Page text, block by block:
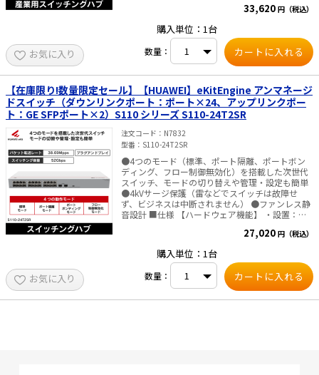
に切り替えることで継続動作させることが可能で
付けられた状態になっています。 ●DINレール取
付時に省スペースに設置できるよう高さを抑えた
超コンパクト設計になっています。（縦向き設置
時高さ：約100mm） ●高耐久性を実現する様々
なEMS認証、EMI認証を取得しています。 ●ファ
ンレス仕様なので動作音が静かです。 ●全ポート
AUTO-MDIX、AUTO-Negosiation対応です。 ■仕
様 ・ポート数：8ポート ・最大伝送速度：
1000Mbps（1000BASE-T） ・準拠規格：
IEEE802.3（10BASE-T）、
IEEE802.3u（100BASE-TX ）、
IEEE802.3ab（1000BASE-T）、
IEEE802.1p（QoS）IEEE 802.3az Energy Efficient
Ethernet ・アクセス方式：CSMA／CD ・スイッチ
ング方式：Store&Forward ・通信モード：フルデ
ュプレックス／ハーフデュプレックス ・ポート構
成：1000BASE-T／100BASE-TX／10BASE-T（RJ-
45）×8ポート ・PoE対応有無：非対応 ・バッフ
て） ・フローコントロール制御：有 ・スイッチフ
11.9Mbps ・フィルタリング速度：1488000パケ
ット／秒（1000Mbps）、148800パケット／秒
（100Mbps）、14880パケット／秒（10Mbps）
・MACアドレステーブル：4K ・ジャンボフレー
ム：対応（12Kbytes） ・適合LANケーブル：UTP
33,620 円（税込）
お気に入り
購入単位：1台
数量：
【在庫限り!数量限定セール】【HUAWEI】eKitEngine アンマネージ
ドスイッチ（ダウンリンクポート：ポート×24、アップリンクポー
ト：GE SFPポート×2）S110 シリーズ S110-24T2SR
注文コード
N7832
型番
S110-24T2SR
●4つのモード（標準、ポート隔離、ポートボン
ディング、フロー制御無効化）を搭載した次世代
スイッチ、モードの切り替えや管理・設定も簡単
●4kVサージ保護（雷などでスイッチは故障せ
ず、ビジネスは中断されません） ●ファンレス静
音設計 ■仕様 【ハードウェア機能】 ・設置：ラ
24×10／100／1000BASE-Tポート 2×GESFPポ
ンレス（自然放熱） ・寸法（高さ×幅×奥行）：
43.6×442×260mm ・最大消費電力：33W 【パ
フォーマンス】 ・パケット転送レート：
38.69Mpps ・スイッチング容量：52Gbps 4KMAC
アドレスエントリ 【動作環境】 ・動作温度：0°C
27,020 円（税込）
お気に入り
購入単位：1台
数量：